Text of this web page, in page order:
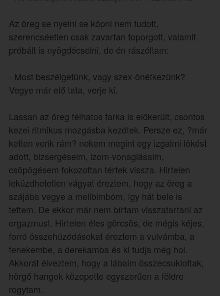
Az öreg se nyelni se köpni nem tudott,
szerencséetlen csak zavartan toporgott, valamit
próbált is nyögdécselni, de én rászóltam:
- Most beszélgetünk, vagy szex-önétkezünk?
Vegye már elő tata, verje ki.
Lassan az öreg félhatos farka is előkerült, csontos
kezei ritmikus mozgásba kezdtek. Persze ez, ?már
ketten verik rám? nekem megint egy izgalmi lökést
adott, bizsergéseim, izom-vonaglásaim,
csöpögésem fokozottan tértek vissza. Hirtelen
leküzdhetetlen vágyat éreztem, hogy az öreg a
szájába vegye a mellbimbóm, így hát bele is
tettem. De ekkor már nem bírtam visszatartani az
orgazmust. Hirtelen éles görcsös, de mégis kéjes,
forró összehúzódásokat éreztem a vulvámba, a
fenekembe, a derekamba és ki tudja még hol.
Akkorát élveztem, hogy a lábaim összecsuklottak,
hörgő hangok közepette egyszerűen a földre
rogytam.